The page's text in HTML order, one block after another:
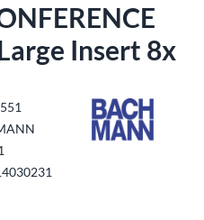
Insert 8x